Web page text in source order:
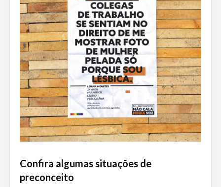
Confira algumas situações de
preconceito